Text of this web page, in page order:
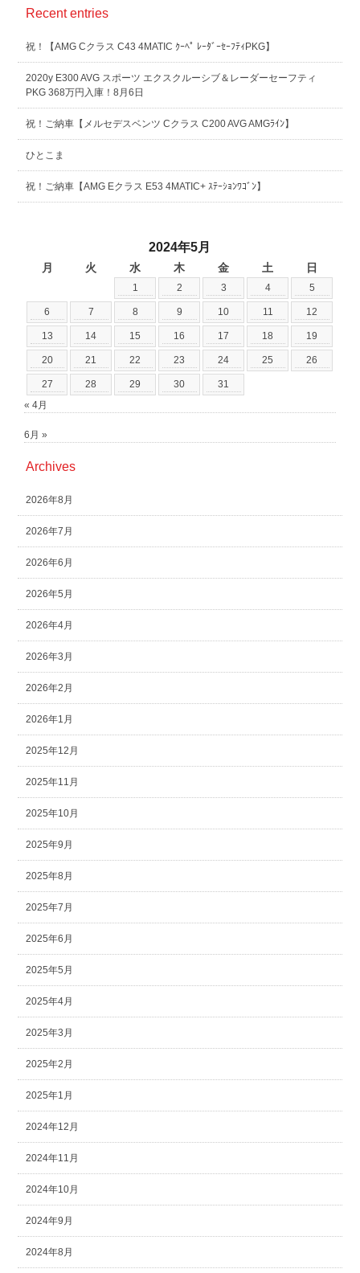
Recent entries
祝！【AMG Cクラス C43 4MATIC ｸｰﾍﾟ ﾚｰﾀﾞｰｾｰﾌﾃｨPKG】
2020y E300 AVG スポーツ エクスクルーシブ＆レーダーセーフティ
PKG 368万円入庫！8月6日
祝！ご納車【メルセデスベンツ Cクラス C200 AVG AMGﾗｲﾝ】
ひとこま
祝！ご納車【AMG Eクラス E53 4MATIC+ ｽﾃｰｼｮﾝﾜｺﾞﾝ】
2024年5月
月 火 水 木 金 土 日
1 2 3 4 5
6 7 8 9 10 11 12
13 14 15 16 17 18 19
20 21 22 23 24 25 26
27 28 29 30
31
« 4月
6月 »
Archives
2026年8月
2026年7月
2026年6月
2026年5月
2026年4月
2026年3月
2026年2月
2026年1月
2025年12月
2025年11月
2025年10月
2025年9月
2025年8月
2025年7月
2025年6月
2025年5月
2025年4月
2025年3月
2025年2月
2025年1月
2024年12月
2024年11月
2024年10月
2024年9月
2024年8月